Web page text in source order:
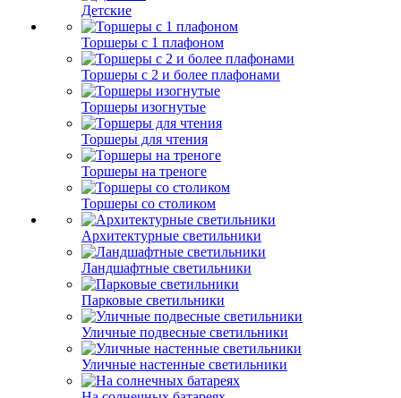
Детские
Торшеры с 1 плафоном
Торшеры с 2 и более плафонами
Торшеры изогнутые
Торшеры для чтения
Торшеры на треноге
Торшеры со столиком
Архитектурные светильники
Ландшафтные светильники
Парковые светильники
Уличные подвесные светильники
Уличные настенные светильники